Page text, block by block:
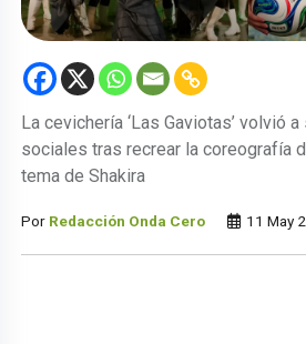
La cevichería ‘Las Gaviotas’ volvió
sociales tras recrear la coreografía
tema de Shakira
Por Redacción Onda Cero 11 May